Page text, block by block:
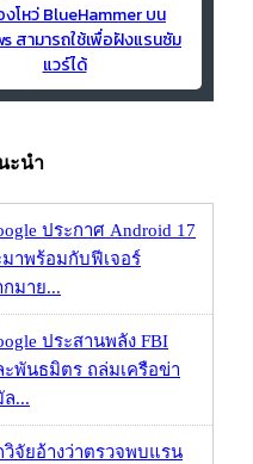
โหว่ BlueHammer บน
สามารถใช้เพื่อฝังแรนซัม
แวร์ได้
ะนำ
ประกาศ Android 17
มาพร้อมกับฟีเจอร์
กมาย...
ประสานพลัง FBI
ะพันธมิตร ถล่มเครือข่า
ล...
วิจัยอ้างว่าตรวจพบแรน